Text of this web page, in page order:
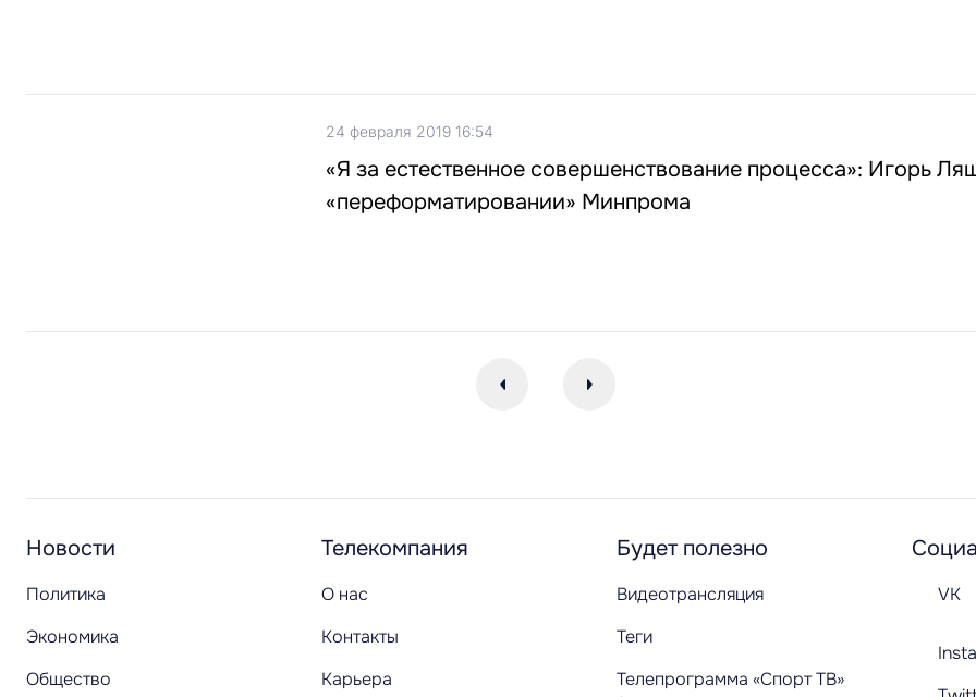
24 февраля 2019 16:54
«Я за естественное совершенствование процесса»: Игорь
«переформатировании» Минпрома
Новости
Политика
Экономика
Общество
Телекомпания
О нас
Контакты
Карьера
Будет полезно
Видеотрансляция
Теги
Телепрограмма «Спорт ТВ»
VK